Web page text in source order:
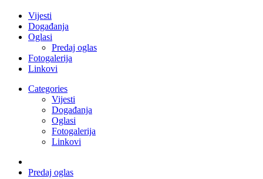
Vijesti
Događanja
Oglasi
Predaj oglas
Fotogalerija
Linkovi
Categories
Vijesti
Događanja
Oglasi
Fotogalerija
Linkovi
Predaj oglas